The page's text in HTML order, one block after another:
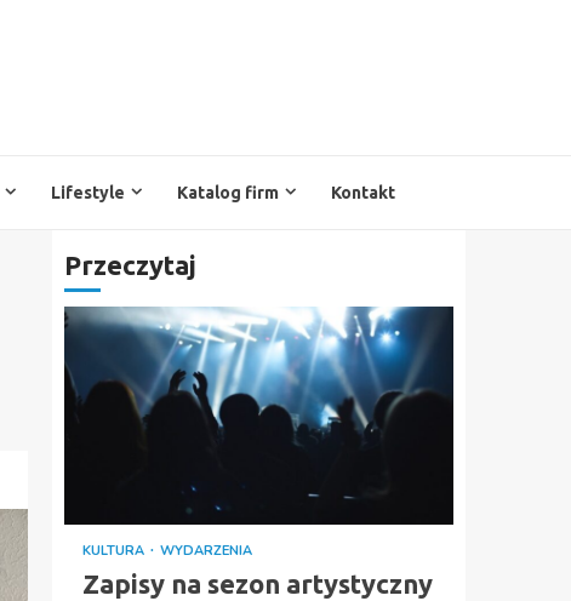
Lifestyle Katalog firm Kontakt
Przeczytaj
KULTURA WYDARZENIA
Zapisy na sezon artystyczny